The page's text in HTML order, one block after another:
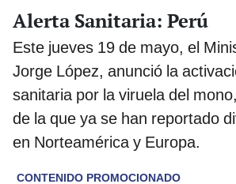
Alerta Sanitaria: Perú
Este jueves 19 de mayo, el
Jorge López, anunció la
sanitaria por la viruela del
de la que ya se han reportado
en Norteamérica y Europa.